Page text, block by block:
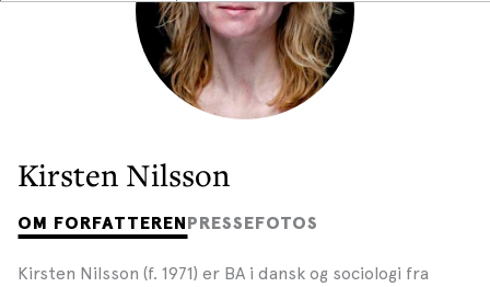
Kirsten Nilsson
OM FORFATTERENPRESSEFOTOS
Kirsten Nilsson (f. 1971) er BA i dansk og sociologi fra